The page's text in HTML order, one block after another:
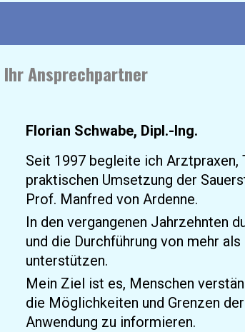
Ihr Ansprechpartner
Florian Schwabe, Dipl.-Ing.
Seit 1997 begleite ich Arztpraxen,
praktischen Umsetzung der
Prof. Manfred von Ardenne.
In den vergangenen Jahrzehnten
und die Durchführung von mehr
unterstützen.
Mein Ziel ist es, Menschen
die Möglichkeiten und Grenzen
Anwendung zu informieren.